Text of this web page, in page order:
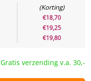
Korting
€18,70
€19,25
€19,80
Gratis verzending v.a. 30,-